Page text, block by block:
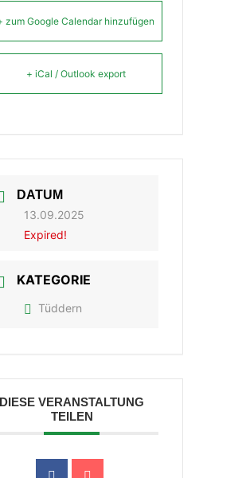
zum Google Calendar hinzufügen
+ iCal / Outlook export
DATUM
13.09.2025
Expired!
KATEGORIE
Tüddern
DIESE VERANSTALTUNG
TEILEN